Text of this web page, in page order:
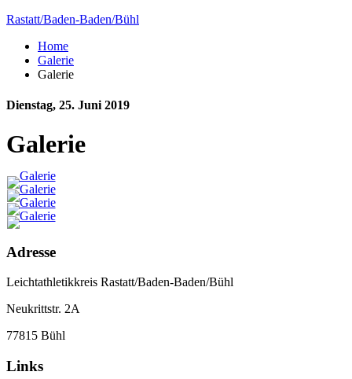
Rastatt/Baden-Baden/Bühl
Home
Galerie
Galerie
Dienstag, 25. Juni 2019
Galerie
Adresse
Leichtathletikkreis Rastatt/Baden-Baden/Bühl
Neukrittstr. 2A
77815 Bühl
Links